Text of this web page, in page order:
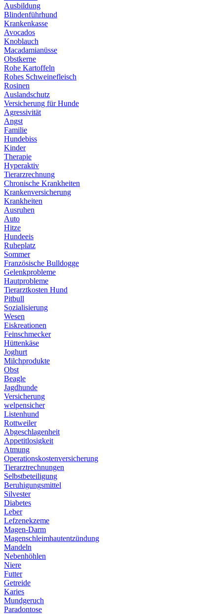
Ausbildung
Blindenführhund
Krankenkasse
Avocados
Knoblauch
Macadamianüsse
Obstkerne
Rohe Kartoffeln
Rohes Schweinefleisch
Rosinen
Auslandschutz
Versicherung für Hunde
Agressivität
Angst
Familie
Hundebiss
Kinder
Therapie
Hyperaktiv
Tierarzrechnung
Chronische Krankheiten
Krankenversicherung
Krankheiten
Ausruhen
Auto
Hitze
Hundeeis
Ruheplatz
Sommer
Französische Bulldogge
Gelenkprobleme
Hautprobleme
Tierarztkosten Hund
Pitbull
Sozialisierung
Wesen
Eiskreationen
Feinschmecker
Hüttenkäse
Joghurt
Milchprodukte
Obst
Beagle
Jagdhunde
Versicherung
welpensicher
Listenhund
Rottweiler
Abgeschlagenheit
Appetitlosigkeit
Atmung
Operationskostenversicherung
Tierarztrechnungen
Selbstbeteiligung
Beruhigungsmittel
Silvester
Diabetes
Leber
Lefzenekzeme
Magen-Darm
Magenschleimhautentzündung
Mandeln
Nebenhöhlen
Niere
Futter
Getreide
Karies
Mundgeruch
Paradontose